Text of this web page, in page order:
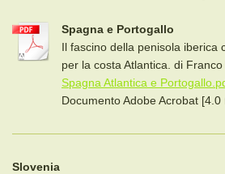
Spagna e Portogallo
Il fascino della penisola iberica
per la costa Atlantica. di
Spagna Atlantica e
Documento Adobe Acrobat [4.0
Slovenia